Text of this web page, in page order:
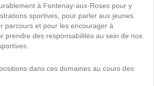
à Fontenay-aux-Roses pour y
sportives, pour parler aux jeunes
parcours et pour les encourager à
prendre des responsabilités au sein de nos
dans ces domaines au cours des